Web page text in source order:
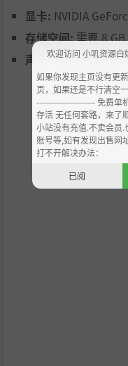
通过工作，你可以获
升，你可以解锁新的
嗅探犬。此外，你还
多建造空间。
显卡: NVIDIA
存储空间:需要 8
声卡:基本音频设备
欢迎访问 小叽资源白
如果你发现主页没有更
页，如果还是不行清空
--------------------- 免费单
存活 无任何套路，来了
小站没有充值.不卖会员
账号等,如有发现出售网
打不开解决办法：
已阅